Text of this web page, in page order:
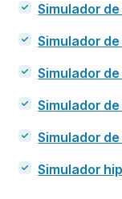
Simulador
Simulador
Simulador
Simulador
Simulador
Simulador